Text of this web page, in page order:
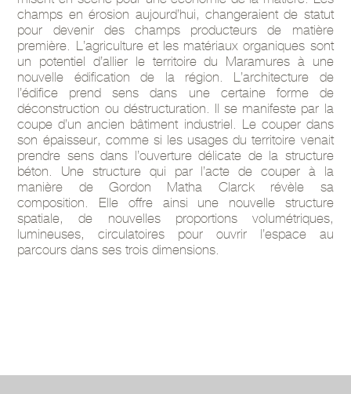
champs en érosion aujourd’hui, changeraient de statut
pour devenir des champs producteurs de matière
première. L’agriculture et les matériaux organiques sont
un potentiel d’allier le territoire du Maramures à une
nouvelle édification de la région. L’architecture de
l’édifice prend sens dans une certaine forme de
déconstruction ou déstructuration. Il se manifeste par la
coupe d’un ancien bâtiment industriel. Le couper dans
son épaisseur, comme si les usages du territoire venait
prendre sens dans l’ouverture délicate de la structure
béton. Une structure qui par l’acte de couper à la
manière de Gordon Matha Clarck révèle sa
composition. Elle offre ainsi une nouvelle structure
spatiale, de nouvelles proportions volumétriques,
lumineuses, circulatoires pour ouvrir l’espace au
parcours dans ses trois dimensions.